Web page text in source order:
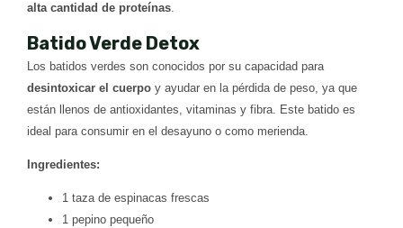
alta cantidad de proteínas.
Batido Verde Detox
Los batidos verdes son conocidos por su capacidad para
desintoxicar el cuerpo y ayudar en la pérdida de peso, ya que
están llenos de antioxidantes, vitaminas y fibra. Este batido es
ideal para consumir en el desayuno o como merienda.
Ingredientes:
1 taza de espinacas frescas
1 pepino pequeño